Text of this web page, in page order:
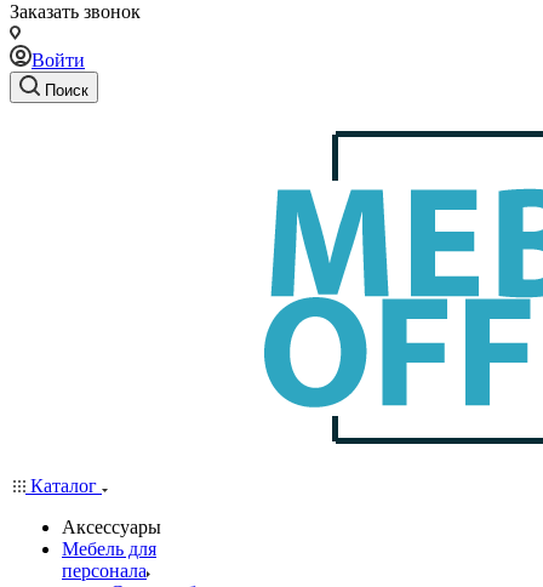
Заказать звонок
Войти
Поиск
Каталог
Аксессуары
Мебель для
персонала